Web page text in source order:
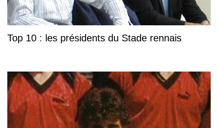
Top 10 : les présidents du Stade rennais